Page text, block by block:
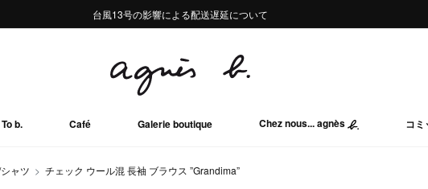
熊本地域地震の影響による配送遅延について
Summer Sale 2buy10%OFF!!
台風13号の影響による配送遅延について
熊本地域地震の影響による配送遅延について
Summer Sale 2buy10%OFF!!
To b. Café Galerie boutique Chez nous... agnès コミ
ャツ チェック ウール混 長袖 ブラウス ”Grandima”